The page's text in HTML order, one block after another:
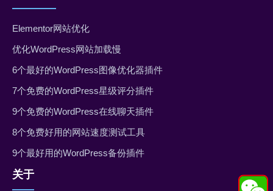
Elementor网站优化
优化WordPress网站加载慢
6个最好的WordPress图像优化器插件
7个免费的WordPress星级评分插件
9个免费的WordPress在线聊天插件
8个免费好用的网站速度测试工具
9个最好用的WordPress备份插件
关于